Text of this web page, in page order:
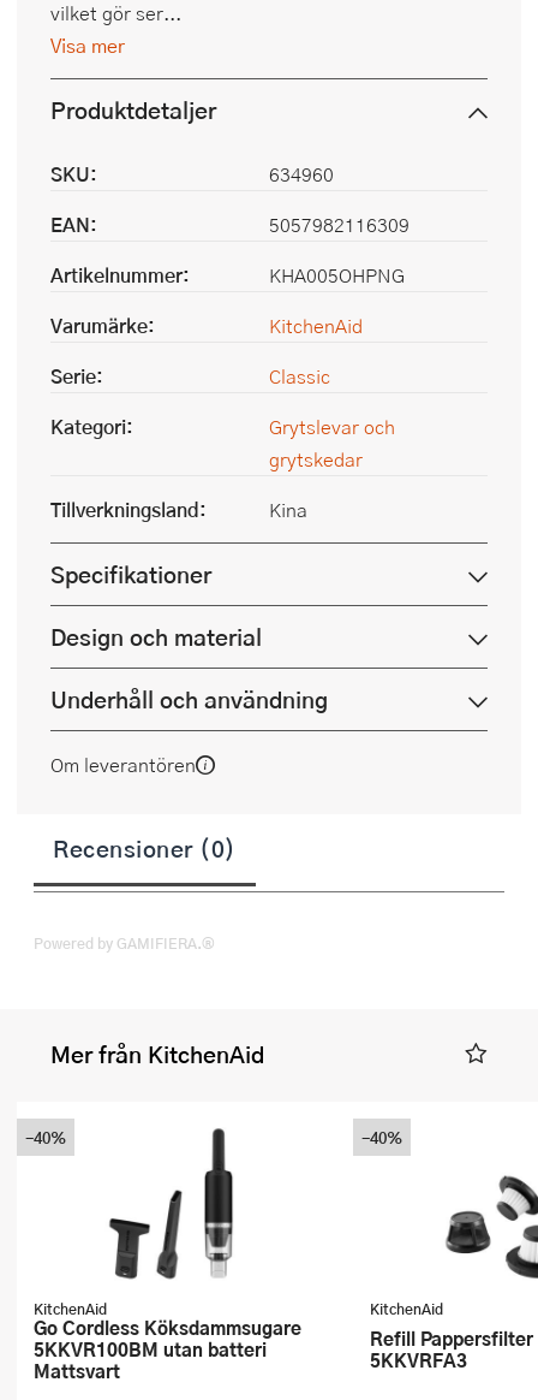
vilket gör ser...
Visa mer
Produktdetaljer
SKU:
634960
EAN:
5057982116309
Artikelnummer:
KHA005OHPNG
Varumärke:
KitchenAid
Serie:
Classic
Kategori:
Grytslevar och
grytskedar
Tillverkningsland:
Kina
Specifikationer
Design och material
Underhåll och användning
Om leverantören
Recensioner (0)
Powered by GAMIFIERA.®
Mer från KitchenAid
KitchenAid
Go Cordless Köksdammsugare
5KKVR100BM utan batteri
Mattsvart
-40%
KitchenAid
Refill Pappersfilter 3-pack
5KKVRFA3
-40%